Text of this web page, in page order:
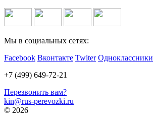
Мы в социальных сетях:
Facebook Вконтакте Twiter Одноклассники
+7 (499) 649-72-21
Перезвонить вам?
kin@rus-perevozki.ru
© 2026